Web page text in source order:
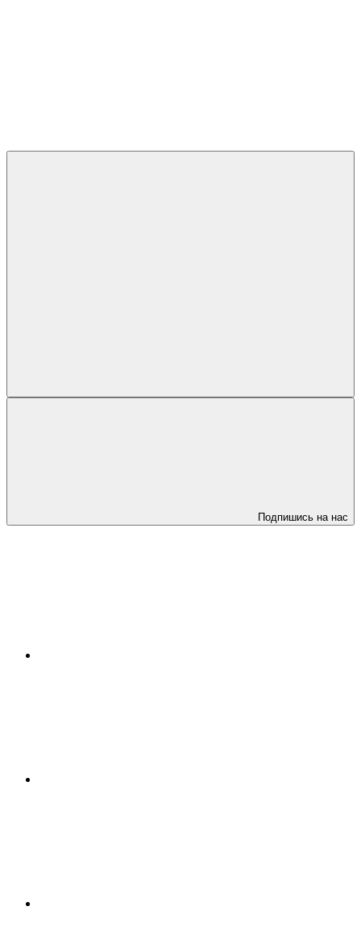
Подпишись на нас